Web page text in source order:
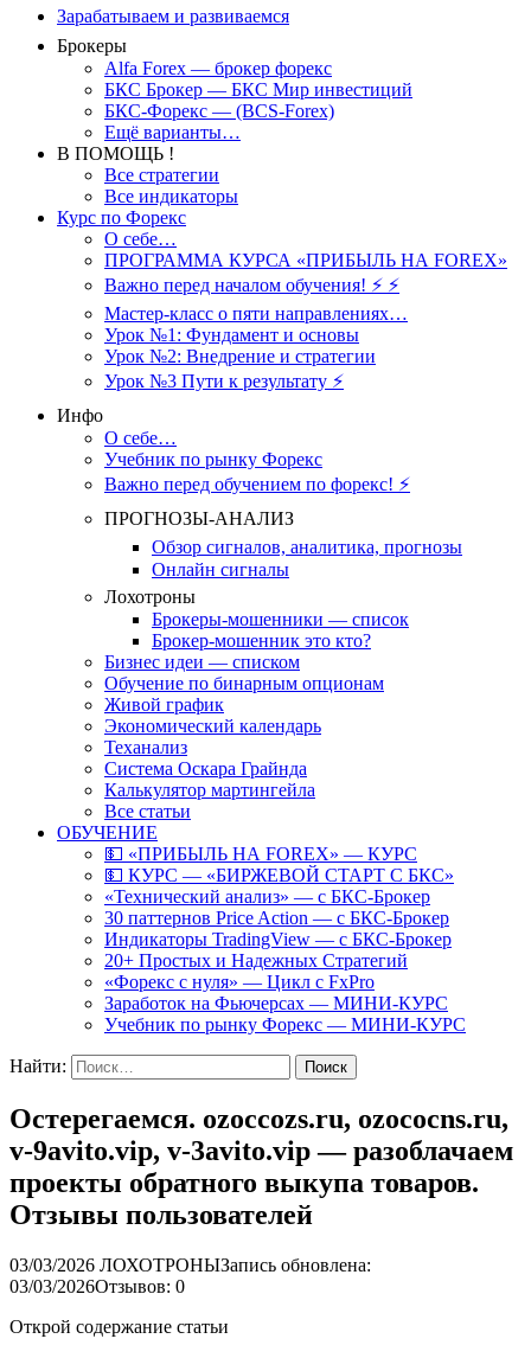
Зарабатываем и развиваемся
Брокеры
Alfa Forex — брокер форекс
БКС Брокер — БКС Мир инвестиций
БКС-Форекс — (BCS-Forex)
Ещё варианты…
В ПОМОЩЬ !
Все стратегии
Все индикаторы
Курс по Форекс
О себе…
ПРОГРАММА КУРСА «ПРИБЫЛЬ НА FOREX»
Важно перед началом обучения! ⚡ ⚡
Мастер-класс о пяти направлениях…
Урок №1: Фундамент и основы
Урок №2: Внедрение и стратегии
Урок №3 Пути к результату ⚡️
Инфо
О себе…
Учебник по рынку Форекс
Важно перед обучением по форекс! ⚡
ПРОГНОЗЫ-АНАЛИЗ
Обзор сигналов, аналитика, прогнозы
Онлайн сигналы
Лохотроны
Брокеры-мошенники — список
Брокер-мошенник это кто?
Бизнес идеи — списком
Обучение по бинарным опционам
Живой график
Экономический календарь
Теханализ
Система Оскара Грайнда
Калькулятор мартингейла
Все статьи
ОБУЧЕНИЕ
💵 «ПРИБЫЛЬ НА FOREX» — КУРС
💵 КУРС — «БИРЖЕВОЙ СТАРТ С БКС»
«Технический анализ» — с БКС-Брокер
30 паттернов Price Action — с БКС-Брокер
Индикаторы TradingView — с БКС-Брокер
20+ Простых и Надежных Стратегий
«Форекс с нуля» — Цикл с FxPro
Заработок на Фьючерсах — МИНИ-КУРС
Учебник по рынку Форекс — МИНИ-КУРС
Найти:
Остерегаемся. ozoccozs.ru, ozococns.ru,
v-9avito.vip, v-3avito.vip — разоблачаем
проекты обратного выкупа товаров.
Отзывы пользователей
03/03/2026 ЛОХОТРОНЫЗапись обновлена:
03/03/2026Отзывов: 0
Открой содержание статьи